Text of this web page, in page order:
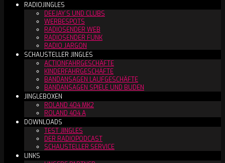
RADIOJINGLES
DEEJAY´S UND CLUBS
WERBESPOTS
RADIOSENDER WEB
RADIOSENDER FUNK
RADIO JARGON
SCHAUSTELLER JINGLES
ACTIONFAHRGESCHÄFTE
KINDERFAHRGESCHÄFTE
BANDANSAGEN LAUFGESCHÄFTE
BANDANSAGEN SPIELE UND BUDEN
JINGLEBOXEN
ROLAND 404 MK2
ROLAND 404 A
DOWNLOADS
TEST JINGLES
DER RADIOPODCAST
SCHAUSTELLER SERVICE
LINKS